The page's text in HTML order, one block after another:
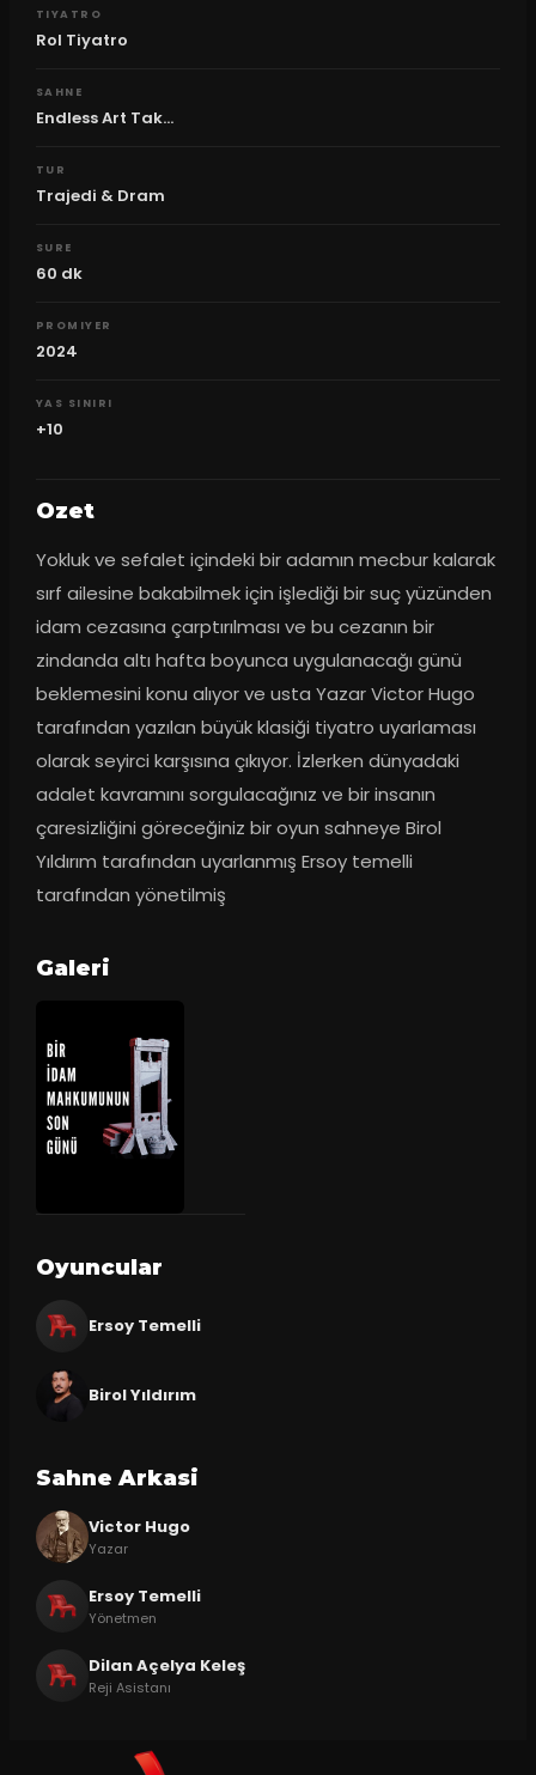
TIYATRO
Rol Tiyatro
SAHNE
Endless Art Tak...
TUR
Trajedi & Dram
SURE
60 dk
PROMIYER
2024
YAS SINIRI
+10
Ozet
Yokluk ve sefalet içindeki bir adamın mecbur kalarak
sırf ailesine bakabilmek için işlediği bir suç yüzünden
idam cezasına çarptırılması ve bu cezanın bir
zindanda altı hafta boyunca uygulanacağı günü
beklemesini konu alıyor ve usta Yazar Victor Hugo
tarafından yazılan büyük klasiği tiyatro uyarlaması
olarak seyirci karşısına çıkıyor. İzlerken dünyadaki
adalet kavramını sorgulacağınız ve bir insanın
çaresizliğini göreceğiniz bir oyun sahneye Birol
Yıldırım tarafından uyarlanmış Ersoy temelli
tarafından yönetilmiş
Galeri
Oyuncular
Ersoy Temelli
Birol Yıldırım
Sahne Arkasi
Victor Hugo
Yazar
Ersoy Temelli
Yönetmen
Dilan Açelya Keleş
Reji Asistanı